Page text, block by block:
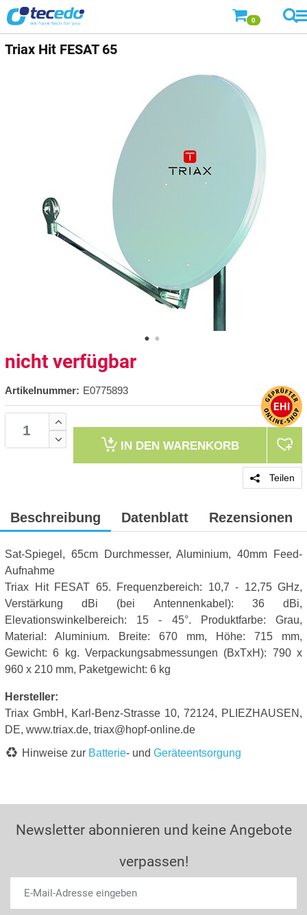
0
Triax Hit FESAT 65
nicht verfügbar
Artikelnummer: E0775893
IN DEN WARENKORB
Teilen
Beschreibung Datenblatt Rezensionen
Sat-Spiegel, 65cm Durchmesser, Aluminium, 40mm Feed-
Aufnahme
Triax Hit FESAT 65. Frequenzbereich: 10,7 - 12,75 GHz,
Verstärkung dBi (bei Antennenkabel): 36 dBi,
Elevationswinkelbereich: 15 - 45°. Produktfarbe: Grau,
Material: Aluminium. Breite: 670 mm, Höhe: 715 mm,
Gewicht: 6 kg. Verpackungsabmessungen (BxTxH): 790 x
960 x 210 mm, Paketgewicht: 6 kg
Hersteller:
Triax GmbH, Karl-Benz-Strasse 10, 72124, PLIEZHAUSEN,
DE, www.triax.de, triax@hopf-online.de
Hinweise zur Batterie- und Geräteentsorgung
Newsletter abonnieren und keine Angebote
verpassen!